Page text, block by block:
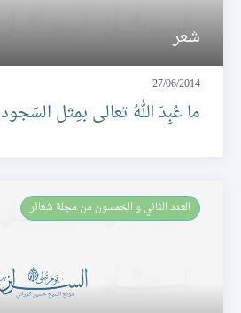
شعر
27/06/2014
ما عُبِدَ اللهُ تعالى بمِثل السّجود
العـدد الثاني و الخمسون من مجلة شعائر